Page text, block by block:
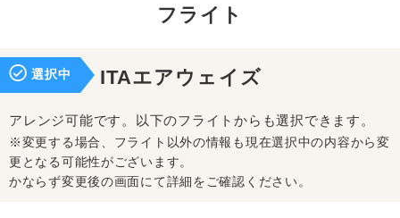
フライト
選択中 ITAエアウェイズ
アレンジ可能です。以下のフライトからも選択できます。
※変更する場合、フライト以外の情報も現在選択中の内容から変
更となる可能性がございます。
かならず変更後の画面にて詳細をご確認ください。